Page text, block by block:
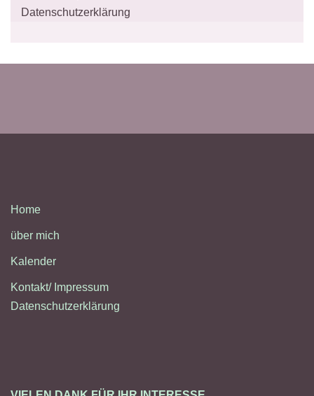
Datenschutzerklärung
Home
über mich
Kalender
Kontakt/ Impressum
Datenschutzerklärung